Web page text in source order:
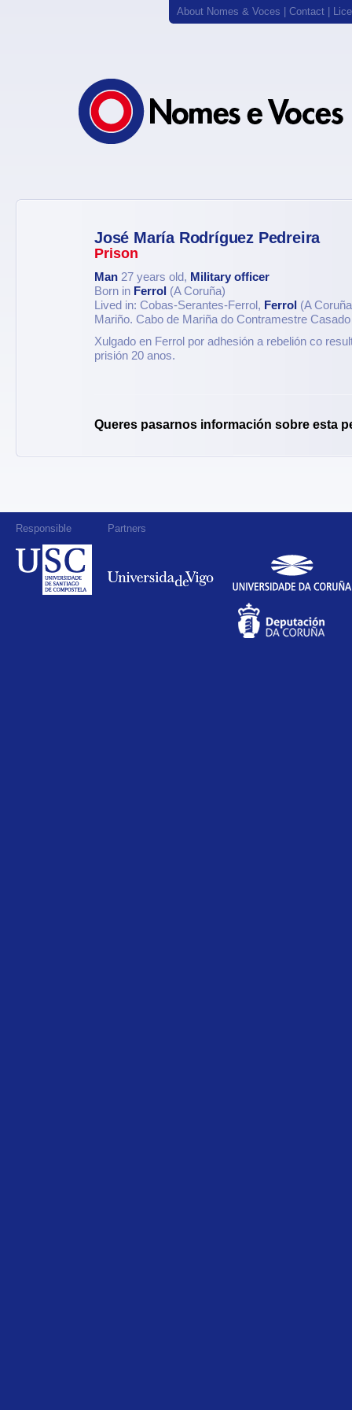
About Nomes & Voces Contact
José María Rodríguez Pedreira
Prison
Man 27 years old, Military officer
Born in Ferrol (A Coruña)
Lived in: Cobas-Serantes-Ferrol, Ferrol (A
Mariño. Cabo de Mariña do Contramestre Casado
Xulgado en Ferrol por adhesión a rebelión co
prisión 20 anos.
Queres pasarnos información sobre esta
Responsible Partners